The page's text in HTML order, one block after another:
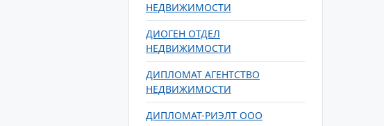
НЕДВИЖИМОСТИ
ДИОГЕН ОТДЕЛ
НЕДВИЖИМОСТИ
ДИПЛОМАТ АГЕНТСТВО
НЕДВИЖИМОСТИ
ДИПЛОМАТ-РИЭЛТ ООО